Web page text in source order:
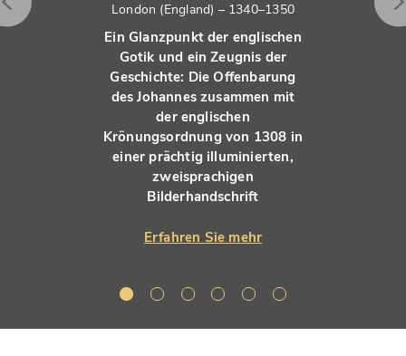
London (England) – 1340–1350
Ein Glanzpunkt der englischen
Gotik und ein Zeugnis der
Geschichte: Die Offenbarung
des Johannes zusammen mit
der englischen
Krönungsordnung von 1308 in
einer prächtig illuminierten,
zweisprachigen
Bilderhandschrift
Erfahren Sie mehr